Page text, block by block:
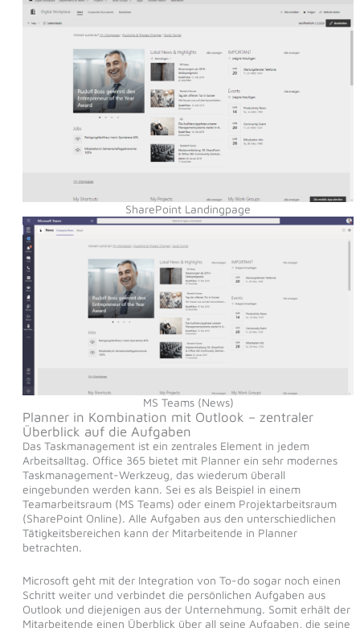
SharePoint Landingpage
MS Teams (News)
Planner in Kombination mit Outlook – zentraler
Überblick auf die Aufgaben
Das Taskmanagement ist ein zentrales Element in jedem
Arbeitsalltag. Office 365 bietet mit Planner ein sehr modernes
Taskmanagement-Werkzeug, das wiederum überall
eingebunden werden kann. Sei es als Beispiel in einem
Teamarbeitsraum (MS Teams) oder einem Projektarbeitsraum
(SharePoint Online). Alle Aufgaben aus den unterschiedlichen
Tätigkeitsbereichen kann der Mitarbeitende in Planner
betrachten.
Microsoft geht mit der Integration von To-do sogar noch einen
Schritt weiter und verbindet die persönlichen Aufgaben aus
Outlook und diejenigen aus der Unternehmung. Somit erhält der
Mitarbeitende einen Überblick über all seine Aufgaben, die seine